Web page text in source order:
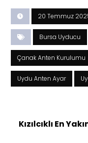
20 Temmuz
Bursa Uyducu
Çanak Anten Kurulumu
Uydu Anten Ayar
Kızılcıklı En